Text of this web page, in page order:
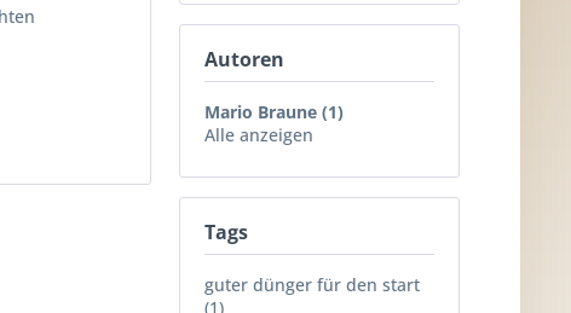
Autoren
Mario Braune (1)
Alle anzeigen
Tags
guter dünger für den start
(1)